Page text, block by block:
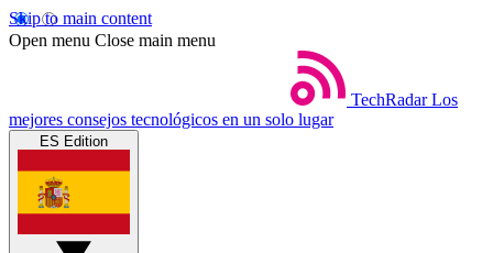
Skip to main content
Open menu Close main menu
TechRadar Los
mejores consejos tecnológicos en un solo lugar
ES Edition